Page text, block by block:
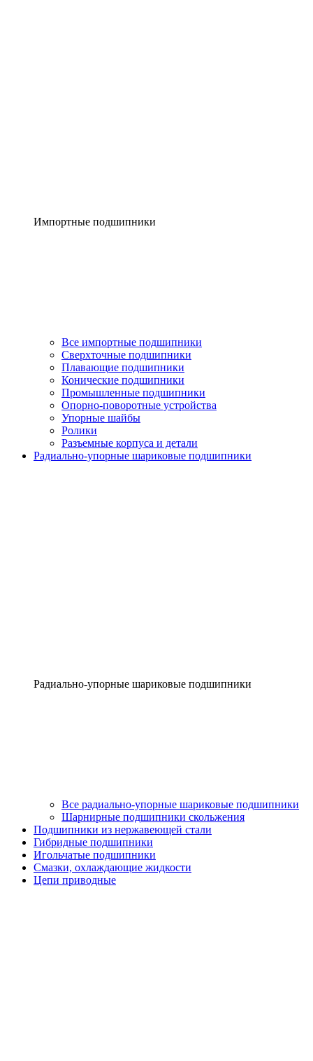
Импортные подшипники
Все импортные подшипники
Сверхточные подшипники
Плавающие подшипники
Конические подшипники
Промышленные подшипники
Опорно-поворотные устройства
Упорные шайбы
Ролики
Разъемные корпуса и детали
Радиально-упорные шариковые подшипники
Радиально-упорные шариковые подшипники
Все радиально-упорные шариковые подшипники
Шарнирные подшипники скольжения
Подшипники из нержавеющей стали
Гибридные подшипники
Игольчатые подшипники
Смазки, охлаждающие жидкости
Цепи приводные